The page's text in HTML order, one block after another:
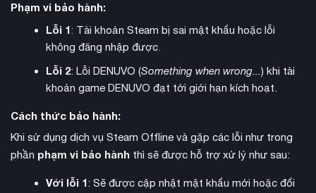
khả năng tùy chỉnh phím. Khi sử dụng tay cầm DualSense qua
kết nối có dây, người chơi được trải nghiệm phản hồi xúc
giác và cò adaptive triggers chân thực.
Phạm vi bảo hành:
Lỗi 1: Tài khoản Steam bị sai mật khẩu hoặc lỗi
không đăng nhập được.
Lỗi 2: Lỗi DENUVO (Something when wrong...) khi tài
khoản game DENUVO đạt tới giới hạn kích hoạt.
Cách thức bảo hành:
Khi sử dụng dịch vụ Steam Offline và gặp các lỗi như trong
phần phạm vi bảo hành thì sẽ được hỗ trợ xử lý như sau:
Với lỗi 1: Sẽ được cập nhật mật khẩu mới hoặc đổi